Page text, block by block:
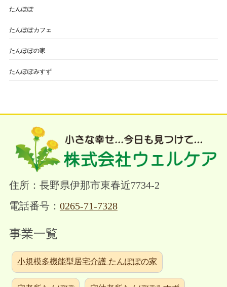
たんぽぽ
たんぽぽカフェ
たんぽぽの家
たんぽぽみすず
住所：長野県伊那市東春近7734-2
電話番号： 0265-71-7328
事業一覧
小規模多機能型居宅介護 たんぽぽの家